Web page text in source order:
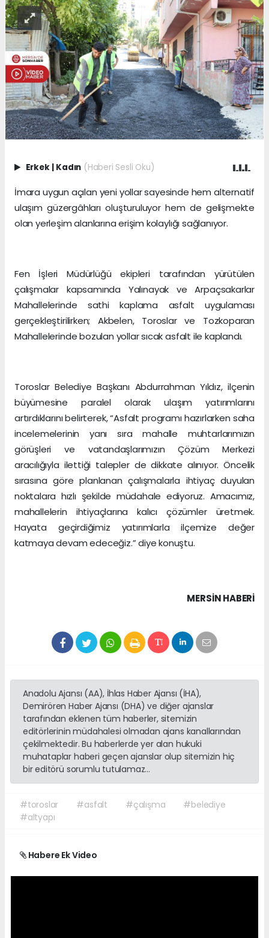
Erkek | Kadın (Haberi Sesli Oku)
İmara uygun açılan yeni yollar sayesinde hem alternatif
ulaşım güzergâhları oluşturuluyor hem de gelişmekte
olan yerleşim alanlarına erişim kolaylığı sağlanıyor.
Fen İşleri Müdürlüğü ekipleri tarafından yürütülen
çalışmalar kapsamında Yalınayak ve Arpaçsakarlar
Mahallelerinde sathi kaplama asfalt uygulaması
gerçekleştirilirken; Akbelen, Toroslar ve Tozkoparan
Mahallelerinde bozulan yollar sıcak asfalt ile kaplandı.
Toroslar Belediye Başkanı Abdurrahman Yıldız, ilçenin
büyümesine paralel olarak ulaşım yatırımlarını
artırdıklarını belirterek, “Asfalt programı hazırlarken saha
incelemelerinin yanı sıra mahalle muhtarlarımızın
görüşleri ve vatandaşlarımızın Çözüm Merkezi
aracılığıyla ilettiği talepler de dikkate alınıyor. Öncelik
sırasına göre planlanan çalışmalarla ihtiyaç duyulan
noktalara hızlı şekilde müdahale ediyoruz. Amacımız,
mahallelerin ihtiyaçlarına kalıcı çözümler üretmek.
Hayata geçirdiğimiz yatırımlarla ilçemize değer
katmaya devam edeceğiz.” diye konuştu.
MERSIN HABERİ
Anadolu Ajansı (AA), İhlas Haber Ajansı (İHA),
Demirören Haber Ajansı (DHA) ve diğer ajanslar
tarafından eklenen tüm haberler, sitemizin
editörlerinin müdahalesi olmadan ajans kanallarından
çekilmektedir. Bu haberlerde yer alan hukuki
muhataplar haberi geçen ajanslar olup sitemizin hiç
bir editörü sorumlu tutulamaz...
#toroslar #asfalt #çalışma
#belediye
#altyapı
Habere Ek Video